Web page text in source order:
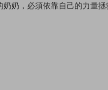
奶，必須依靠自己的力量拯